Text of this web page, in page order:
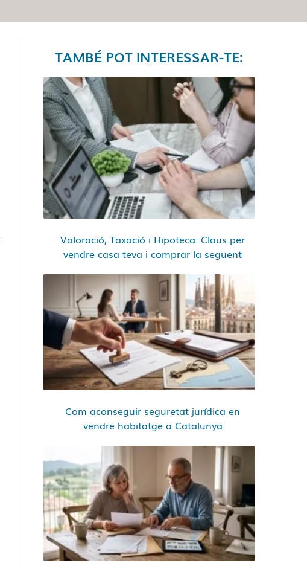
TAMBÉ POT INTERESSAR-TE:
Valoració, Taxació i Hipoteca: Claus per
vendre casa teva i comprar la següent
Com aconseguir seguretat jurídica en
vendre habitatge a Catalunya